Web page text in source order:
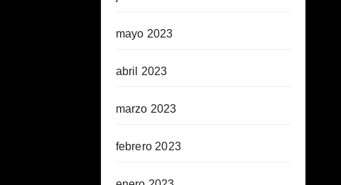
mayo 2023
abril 2023
marzo 2023
febrero 2023